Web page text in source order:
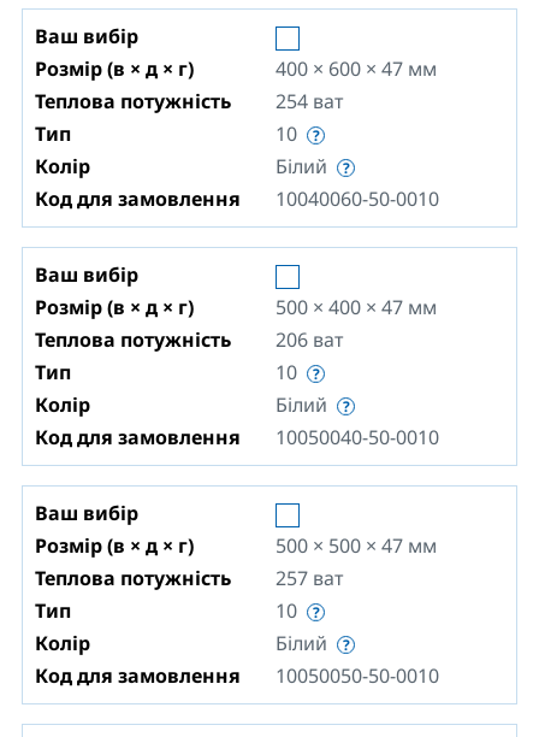
Ваш вибір
Розмір (в × д × г)
400 × 600 × 47 мм
Теплова потужність
254 ват
Тип
10
Колір
Білий
Код для замовлення
10040060-50-0010
Ваш вибір
Розмір (в × д × г)
500 × 400 × 47 мм
Теплова потужність
206 ват
Тип
10
Колір
Білий
Код для замовлення
10050040-50-0010
Ваш вибір
Розмір (в × д × г)
500 × 500 × 47 мм
Теплова потужність
257 ват
Тип
10
Колір
Білий
Код для замовлення
10050050-50-0010